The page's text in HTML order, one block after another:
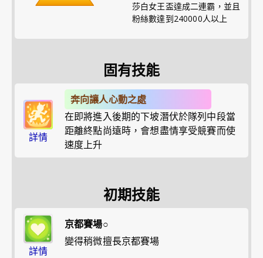
莎白女王盃達成二連霸，並且
粉絲數達到240000人以上
固有技能
詳情
奔向讓人心動之處
在即將進入後期的下坡潛伏於隊列中段當
距離終點尚遠時，會想盡情享受競賽而使
速度上升
初期技能
詳情
京都賽場○
變得稍微擅長京都賽場